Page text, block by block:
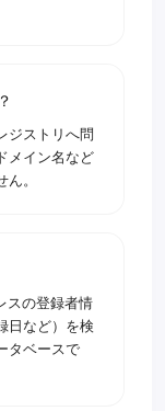
ジストリへ問
メイン名など
。
スの登録者情
日など）を検
タベースで